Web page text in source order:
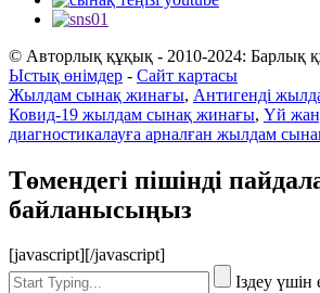
© Авторлық құқық - 2010-2024: Барлық
Ыстық өнімдер - Сайт картасы
Жылдам сынақ жинағы, Антигенді
Ковид-19 жылдам сынақ жинағы, Үй
диагностикалауға арналған жылдам
Төмендегі пішінді
байланысыңыз
[javascript] [/javascript]
Іздеу үшін